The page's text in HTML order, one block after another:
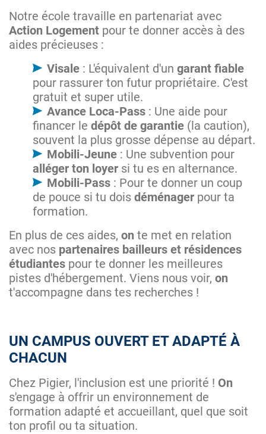
Notre école travaille en partenariat avec
Action Logement pour te donner accès à des
aides précieuses :
Visale : L'équivalent d'un garant fiable
pour rassurer ton futur propriétaire. C'est
gratuit et super utile.
Avance Loca-Pass : Une aide pour
financer le dépôt de garantie (la caution),
souvent la plus grosse dépense au départ.
Mobili-Jeune : Une subvention pour
alléger ton loyer si tu es en alternance.
Mobili-Pass : Pour te donner un coup
de pouce si tu dois déménager pour ta
formation.
En plus de ces aides, on te met en relation
avec nos partenaires bailleurs et résidences
étudiantes pour te donner les meilleures
pistes d'hébergement. Viens nous voir, on
t'accompagne dans tes recherches !
UN CAMPUS OUVERT ET ADAPTÉ À
CHACUN
Chez Pigier, l'inclusion est une priorité ! On
s'engage à offrir un environnement de
formation adapté et accueillant, quel que soit
ton profil ou ta situation.